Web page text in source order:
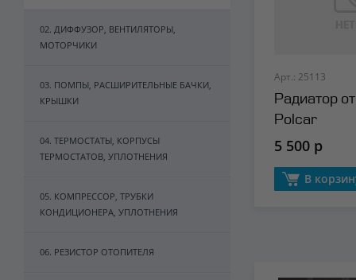
02. ДИФФУЗОР, ВЕНТИЛЯТОРЫ,
МОТОРЧИКИ
03. ПОМПЫ, РАСШИРИТЕЛЬНЫЕ БАЧКИ,
КРЫШКИ
04. ТЕРМОСТАТЫ, КОРПУСЫ
ТЕРМОСТАТОВ, УПЛОТНЕНИЯ
05. КОМПРЕССОР, ТРУБКИ
КОНДИЦИОНЕРА, УПЛОТНЕНИЯ
06. РЕЗИСТОР ОТОПИТЕЛЯ
Арт.: 25113
Радиатор
Polcar
5 500 р
В